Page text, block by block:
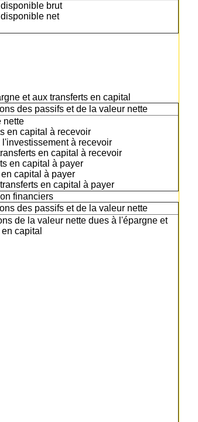
brut
net
et aux transferts en capital
des passifs et de la valeur nette
nette
en capital à recevoir
l'investissement à recevoir
en capital à recevoir
en capital à payer
capital à payer
en capital à payer
financiers
des passifs et de la valeur nette
de la valeur nette dues à l'épargne et
capital